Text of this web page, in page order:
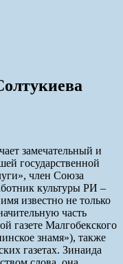
замечательный и
государственной
член Союза
культуры РИ –
известно не только
часть
газете Малгобекского
знамя»), также
газетах. Зинаида